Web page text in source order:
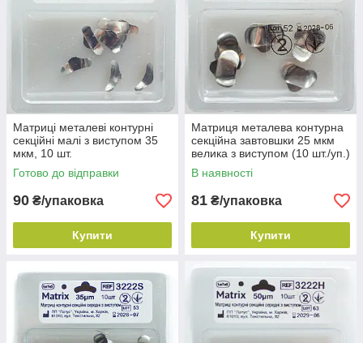
Матриці металеві контурні
секційні малі з виступом 35
мкм, 10 шт.
Готово до відправки
90 ₴/упаковка
Купити
Матриця металева контурна
секційна завтовшки 25 мкм
велика з виступом (10 шт./уп.)
В наявності
81 ₴/упаковка
Купити